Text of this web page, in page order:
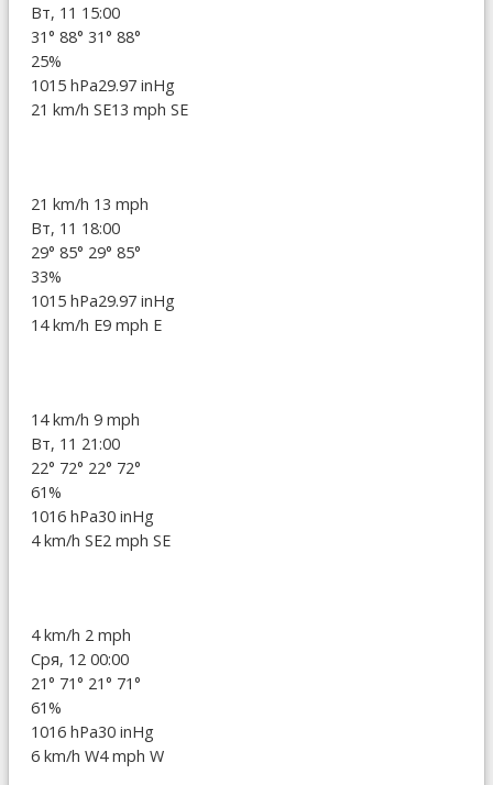
Вт, 11 15:00
31° 88° 31° 88°
25%
1015 hPa29.97 inHg
21 km/h SE13 mph SE
21 km/h 13 mph
Вт, 11 18:00
29° 85° 29° 85°
33%
1015 hPa29.97 inHg
14 km/h E9 mph E
14 km/h 9 mph
Вт, 11 21:00
22° 72° 22° 72°
61%
1016 hPa30 inHg
4 km/h SE2 mph SE
4 km/h 2 mph
Сря, 12 00:00
21° 71° 21° 71°
61%
1016 hPa30 inHg
6 km/h W4 mph W